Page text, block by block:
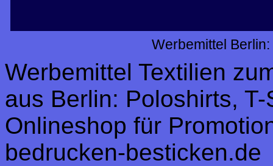
Werbemittel
Werbemittel Textilien
aus Berlin: Poloshirts,
Onlineshop für
bedrucken-besticken.de